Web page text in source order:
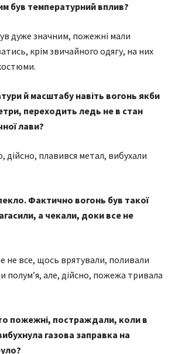
був температурний вплив?
дуже значним, пожежні мали
крім звичайного одягу, на них
й масштабу навіть вогонь якби
переходить ледь не в стан
лави?
дійсно, плавився метал, вибухали
Фактично вогонь був такої
а чекали, доки все не
не все, щось врятували, поливали
полум’я, але, дійсно, пожежа тривала
пожежні, постраждали, коли в
газова заправка на